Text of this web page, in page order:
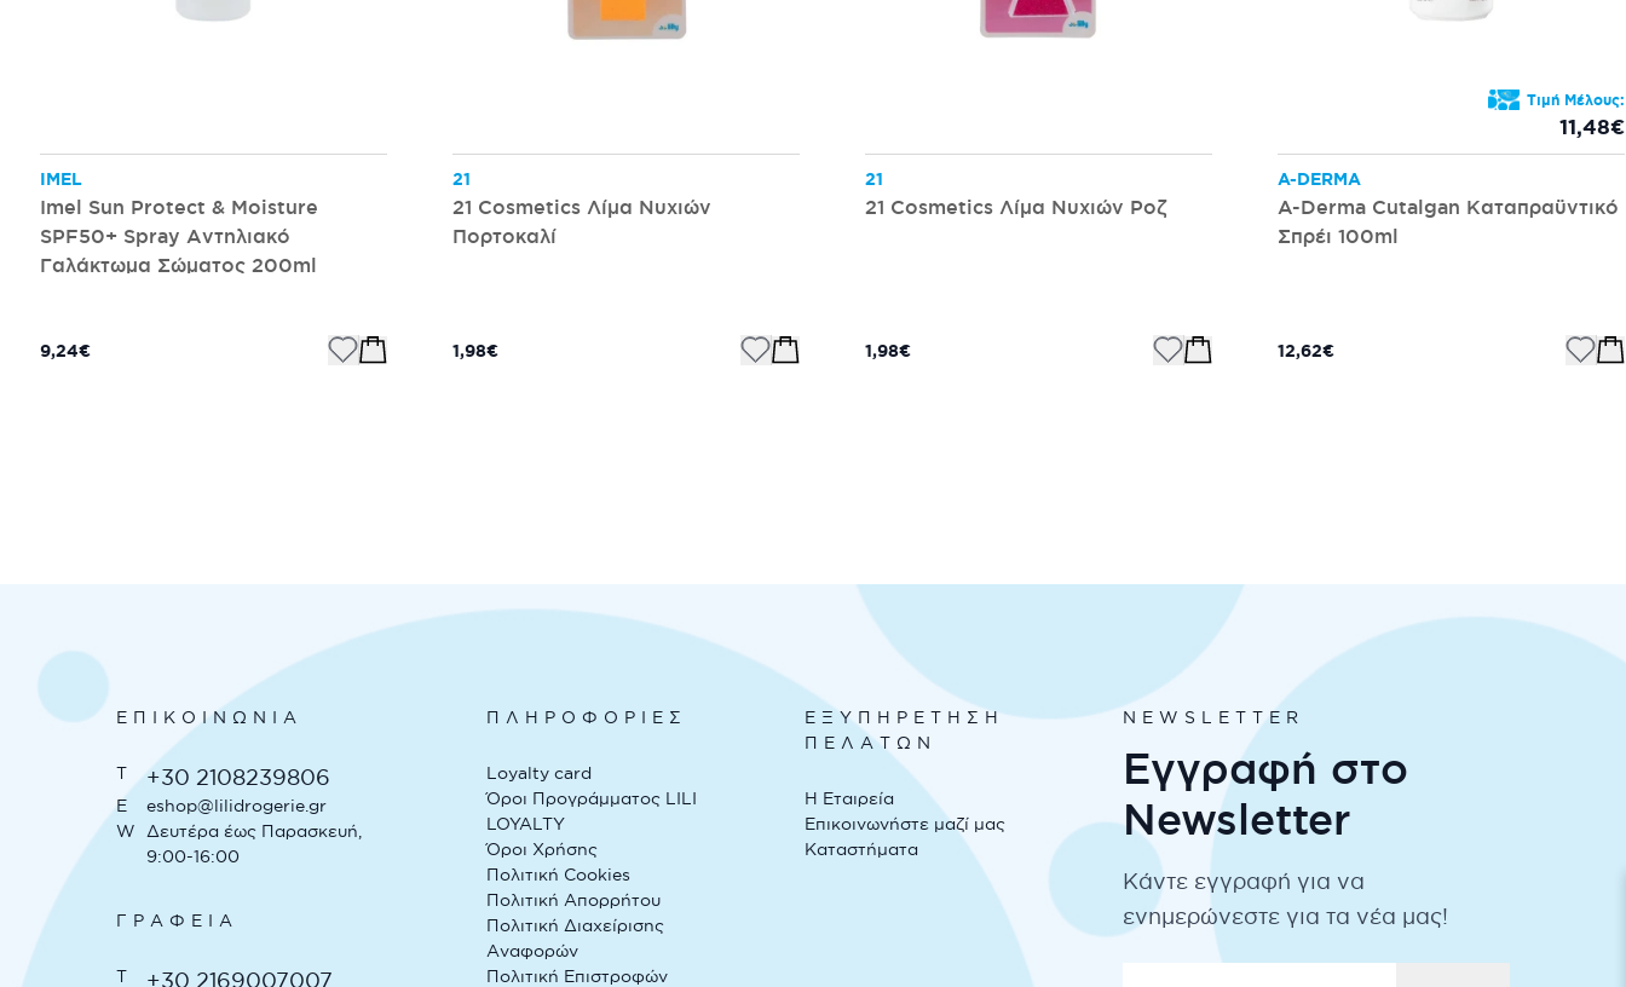
IMEL
Imel Sun Protect & Moisture
SPF50+ Spray Αντηλιακό
Γαλάκτωμα Σώματος 200ml
9,24€
21
21 Cosmetics Λίμα Νυχιών
Πορτοκαλί
1,98€
21
21 Cosmetics Λίμα Νυχιών Ροζ
1,98€
Τιμή Μέλους:
11,48€
A-DERMA
A-Derma Cutalgan Καταπραϋντικό
Σπρέι 100ml
12,62€
ΕΠΙΚΟΙΝΩΝΊΑ
T +30 2108239806
E
eshop@lilidrogerie.gr
W
Δευτέρα έως Παρασκευή,
9:00-16:00
ΓΡΑΦΕΊΑ
T +30 2169007007
ΠΛΗΡΟΦΟΡΙΕΣ
Loyalty card
Όροι Προγράμματος LILI
LOYALTY
Όροι Χρήσης
Πολιτική Cookies
Πολιτική Απορρήτου
Πολιτική Διαχείρισης
Αναφορών
Πολιτική Επιστροφών
ΕΞΥΠΗΡΕΤΗΣΗ
ΠΕΛΑΤΩΝ
Η Εταιρεία
Επικοινωνήστε μαζί μας
Καταστήματα
NEWSLETTER
Εγγραφή στο
Newsletter
Κάντε εγγραφή για να
ενημερώνεστε για τα νέα μας!